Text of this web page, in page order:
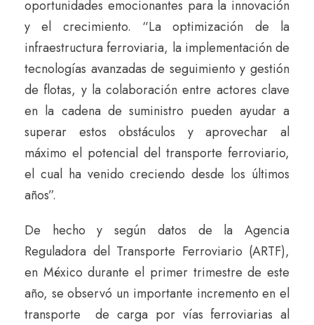
oportunidades emocionantes para la innovación
y el crecimiento. “La optimización de la
infraestructura ferroviaria, la implementación de
tecnologías avanzadas de seguimiento y gestión
de flotas, y la colaboración entre actores clave
en la cadena de suministro pueden ayudar a
superar estos obstáculos y aprovechar al
máximo el potencial del transporte ferroviario,
el cual ha venido creciendo desde los últimos
años”.
De hecho y según datos de la Agencia
Reguladora del Transporte Ferroviario (ARTF),
en México durante el primer trimestre de este
año, se observó un importante incremento en el
transporte de carga por vías ferroviarias al